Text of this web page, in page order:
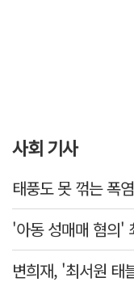
사회 기사